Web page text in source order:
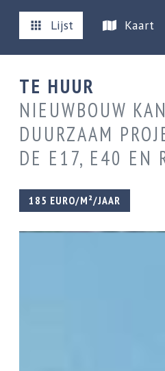
Lijst Kaart
TE HUUR
NIEUWBOUW
DUURZAAM
DE E17, E40 EN
185 EURO/M²/JAAR